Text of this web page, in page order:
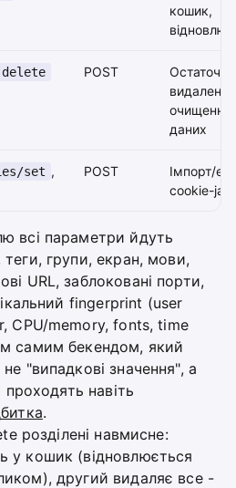
кошик,
POST
Остаточне
даних
set , POST
Імпорт/
cookie-jar
всі параметри йдуть
групи, екран, мови,
URL, заблоковані порти,
fingerprint (user
CPU/memory, fonts, time
самим бекендом, який
"випадкові значення", а
проходять навіть
.
розділені навмисне:
у кошик (відновлюється
другий видаляє все -